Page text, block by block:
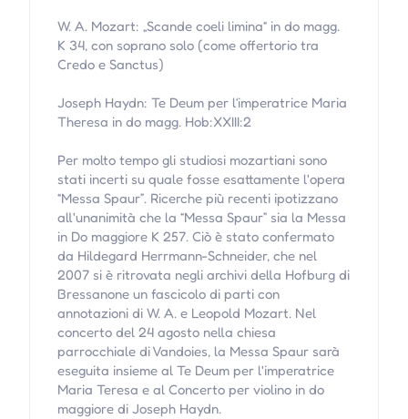
W. A. Mozart: „Scande coeli limina“ in do magg.
K 34, con soprano solo (come offertorio tra
Credo e Sanctus)
Joseph Haydn: Te Deum per l‘imperatrice Maria
Theresa in do magg. Hob:XXIII:2
Per molto tempo gli studiosi mozartiani sono
stati incerti su quale fosse esattamente l'opera
“Messa Spaur”. Ricerche più recenti ipotizzano
all'unanimità che la “Messa Spaur” sia la Messa
in Do maggiore K 257. Ciò è stato confermato
da Hildegard Herrmann-Schneider, che nel
2007 si è ritrovata negli archivi della Hofburg di
Bressanone un fascicolo di parti con
annotazioni di W. A. e Leopold Mozart. Nel
concerto del 24 agosto nella chiesa
parrocchiale di Vandoies, la Messa Spaur sarà
eseguita insieme al Te Deum per l'imperatrice
Maria Teresa e al Concerto per violino in do
maggiore di Joseph Haydn.